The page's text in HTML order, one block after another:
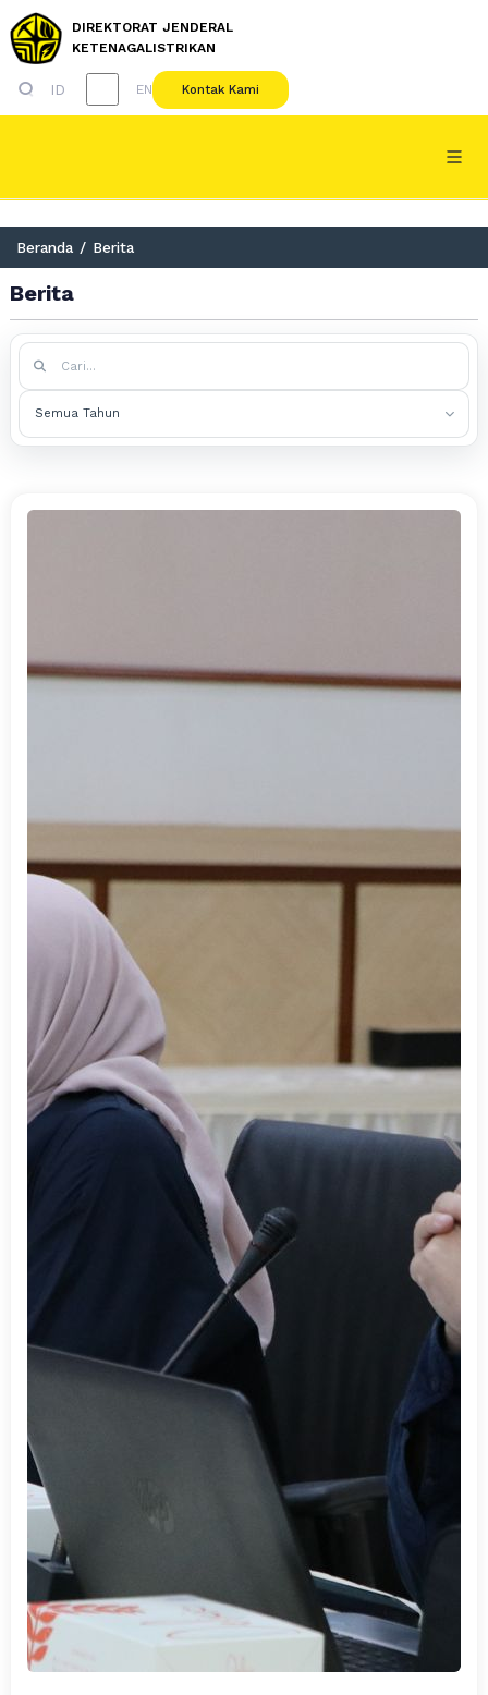
DIREKTORAT JENDERAL
KETENAGALISTRIKAN
ID EN Kontak Kami
Beranda / Berita
Berita